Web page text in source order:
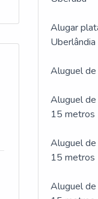
Alugar
Uberlândia
Aluguel
Aluguel
15 metros
Aluguel
15 metros
Aluguel